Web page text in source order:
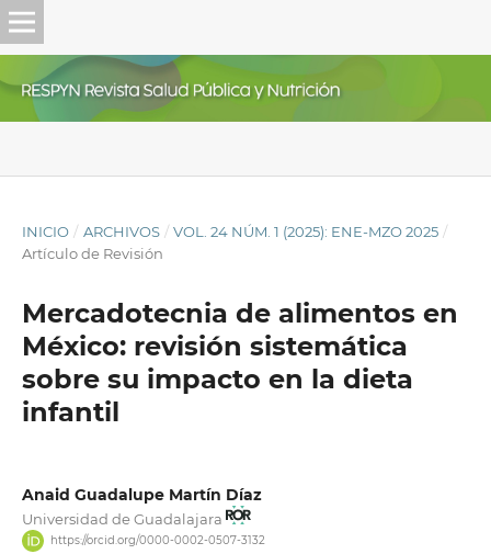
INICIO / ARCHIVOS / VOL. 24 NÚM. 1 (2025): ENE-MZO 2025 /
Artículo de Revisión
Mercadotecnia de alimentos en
México: revisión sistemática
sobre su impacto en la dieta
infantil
Anaid Guadalupe Martín Díaz
Universidad de Guadalajara
https://orcid.org/0000-0002-0507-3132